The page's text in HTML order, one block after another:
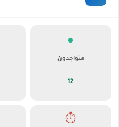
متواجدون
12
⏱️